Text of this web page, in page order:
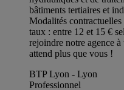
bâtiments tertiaires et
Modalités
taux : entre 12 et 15 €
rejoindre notre agence
attend plus que vous !
BTP Lyon - Lyon
Professionnel